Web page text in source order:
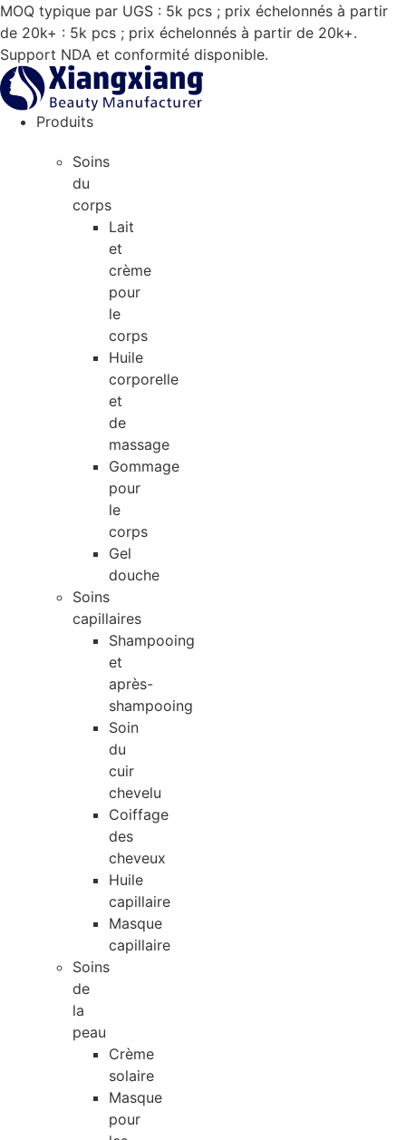
Aller
au
contenu
MOQ typique par UGS : 5k pcs ; prix échelonnés à partir
de 20k+ : 5k pcs ; prix échelonnés à partir de 20k+.
Support NDA et conformité disponible.
Produits
Soins
du
corps
Lait
et
crème
pour
le
corps
Huile
corporelle
et
de
massage
Gommage
pour
le
corps
Gel
douche
Soins
capillaires
Shampooing
et
après-
shampooing
Soin
du
cuir
chevelu
Coiffage
des
cheveux
Huile
capillaire
Masque
capillaire
Soins
de
la
peau
Crème
solaire
Masque
pour